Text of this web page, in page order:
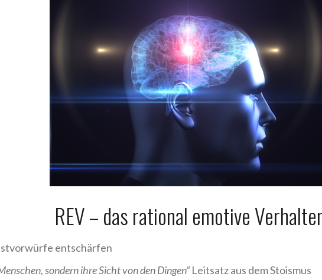
REV – das rational emotive
entschärfen
sondern ihre Sicht von den Dingen”Leitsatz aus dem Stoismus